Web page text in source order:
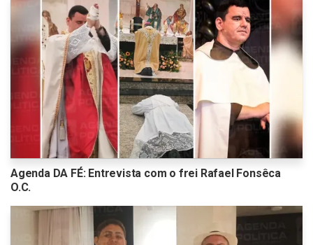
Agenda DA FÉ: Entrevista com o frei Rafael Fonsêca
O.C.